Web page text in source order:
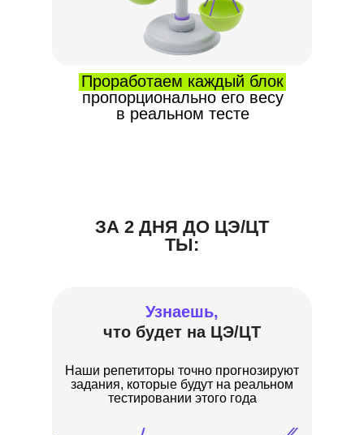
Проработаем каждый блок
пропорционально его весу
в реальном тесте
ЗА 2 ДНЯ ДО ЦЭ/ЦТ
ТЫ:
Узнаешь,
что будет на ЦЭ/ЦТ
Наши репетиторы точно прогнозируют
задания, которые будут на реальном
тестировании этого года